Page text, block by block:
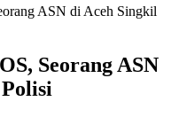
ASN di Aceh Singkil
Seorang ASN